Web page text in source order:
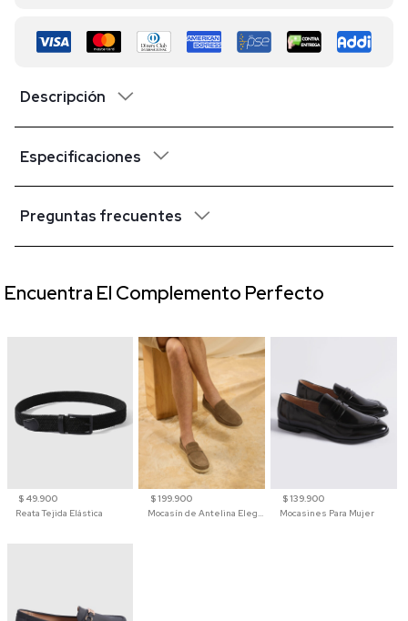
Descripción
Especificaciones
Preguntas frecuentes
$ 49.900
Reata Tejida Elástica
$ 199.900
Mocasín de Antelina Elegante con Suela de Contraste Para Hombre
$ 139.900
Mocasines Para Mujer
Encuentra El Complemento Perfecto